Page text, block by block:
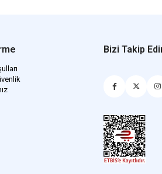
Bizi Takip